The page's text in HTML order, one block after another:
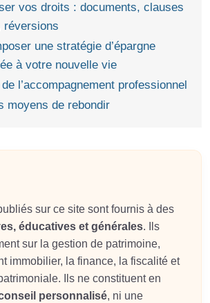
vos droits : documents, clauses
réversions
une stratégie d’épargne
à votre nouvelle vie
de l’accompagnement professionnel
moyens de rebondir
sur ce site sont fournis à des
éducatives et générales. Ils
sur la gestion de patrimoine,
immobilier, la finance, la fiscalité et
Ils ne constituent en
personnalisé, ni une